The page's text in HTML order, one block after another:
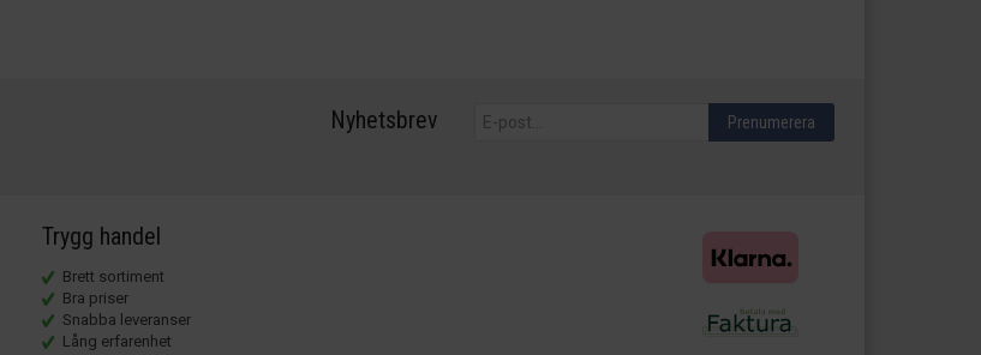
Nyhetsbrev Prenumerera
Trygg handel
Brett sortiment
Bra priser
Snabba leveranser
Lång erfarenhet